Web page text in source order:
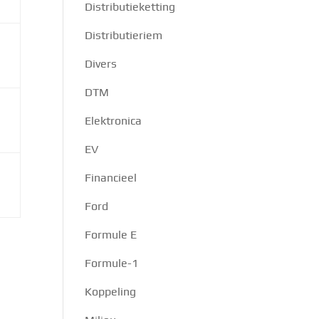
Distributieketting
Distributieriem
Divers
DTM
Elektronica
EV
Financieel
Ford
Formule E
Formule-1
Koppeling